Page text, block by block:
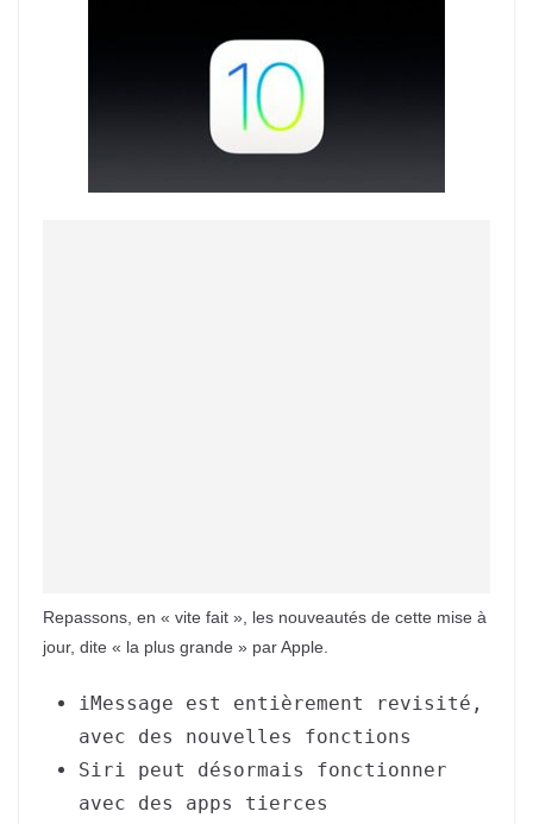
Repassons, en « vite fait », les nouveautés de cette mise à
jour, dite « la plus grande » par Apple.
iMessage est entièrement revisité,
avec des nouvelles fonctions
Siri peut désormais fonctionner
avec des apps tierces